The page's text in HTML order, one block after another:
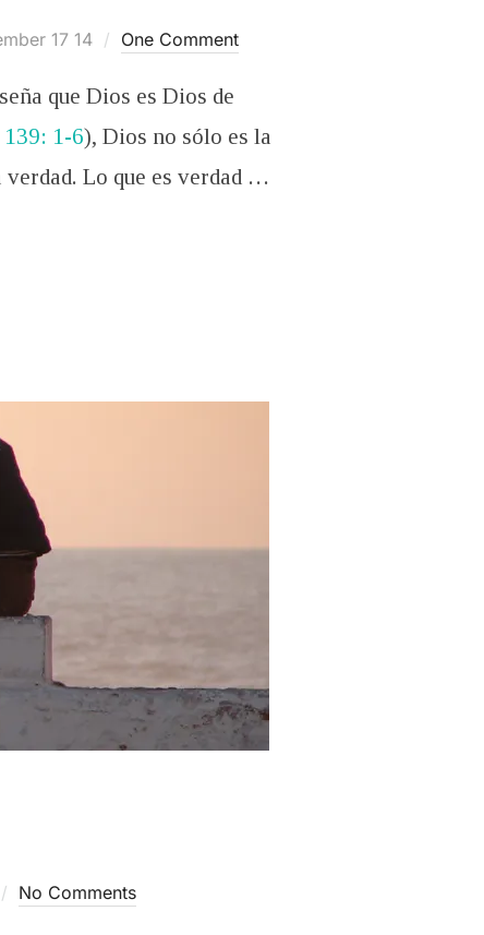
17 14 One Comment
que Dios es Dios de
1-6), Dios no sólo es la
Lo que es verdad …
No Comments